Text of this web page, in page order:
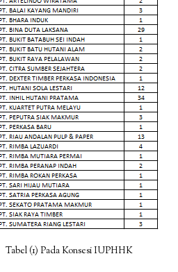
Tabel (1) Pada Konsesi IUPHHK